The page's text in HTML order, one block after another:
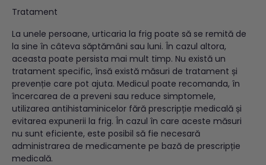
Tratament
La unele persoane, urticaria la frig poate să se remită de
la sine în câteva săptămâni sau luni. În cazul altora,
aceasta poate persista mai mult timp. Nu există un
tratament specific, însă există măsuri de tratament și
prevenție care pot ajuta. Medicul poate recomanda, în
încercarea de a preveni sau reduce simptomele,
utilizarea antihistaminicelor fără prescripție medicală și
evitarea expunerii la frig. În cazul în care aceste măsuri
nu sunt eficiente, este posibil să fie necesară
administrarea de medicamente pe bază de prescripție
medicală.